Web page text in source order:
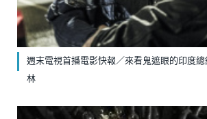
週末電視首播電影快報／來看鬼遮眼的印度
林